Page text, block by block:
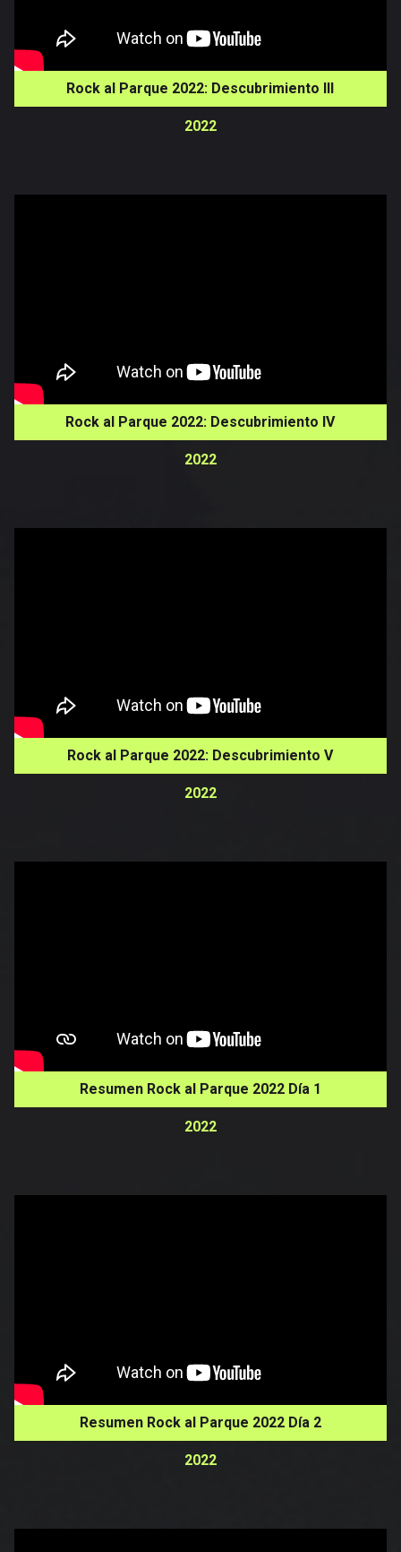
Rock al Parque 2022: Descubrimiento III
2022
Rock al Parque 2022: Descubrimiento IV
2022
Rock al Parque 2022: Descubrimiento V
2022
Resumen Rock al Parque 2022 Día 1
2022
Resumen Rock al Parque 2022 Día 2
2022